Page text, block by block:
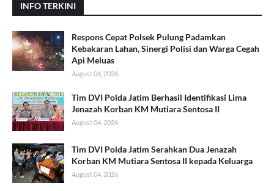
INFO TERKINI
Respons Cepat Polsek Pulung Padamkan
Kebakaran Lahan, Sinergi Polisi dan Warga Cegah
Api Meluas
August 06, 2026
Tim DVI Polda Jatim Berhasil Identifikasi Lima
Jenazah Korban KM Mutiara Sentosa II
August 04, 2026
Tim DVI Polda Jatim Serahkan Dua Jenazah
Korban KM Mutiara Sentosa II kepada Keluarga
August 04, 2026